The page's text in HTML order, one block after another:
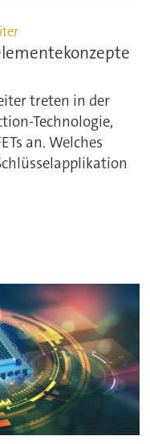
treten in der
Technologie,
an. Welches